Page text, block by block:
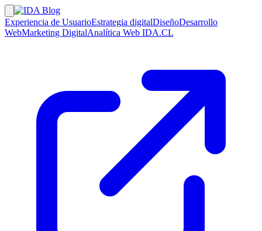
Experiencia de UsuarioEstrategia digitalDiseñoDesarrollo
WebMarketing DigitalAnalítica Web IDA.CL